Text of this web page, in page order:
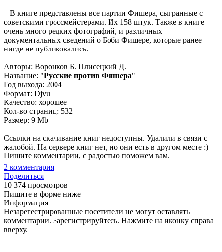
В книге представлены все партии Фишера, сыгранные с
советскими гроссмейстерами. Их 158 штук. Также в книге
очень много редких фотографий, и различных
документальных сведений о Боби Фишере, которые ранее
нигде не публиковались.
Авторы: Воронков Б. Плисецкий Д.
Название: "Русские против Фишера"
Год выхода: 2004
Формат: Djvu
Качество: хорошее
Кол-во страниц: 532
Размер: 9 Mb
Ссылки на скачивание книг недоступны. Удалили в связи с
жалобой. На сервере книг нет, но они есть в другом месте :)
Пишите комментарии, с радостью поможем вам.
2 комментария
Поделиться
10 374 просмотров
Пишите в форме ниже
Информация
Незарегестрированные посетители не могут оставлять
комментарии. Зарегистрируйтесь. Нажмите на иконку справа
вверху.